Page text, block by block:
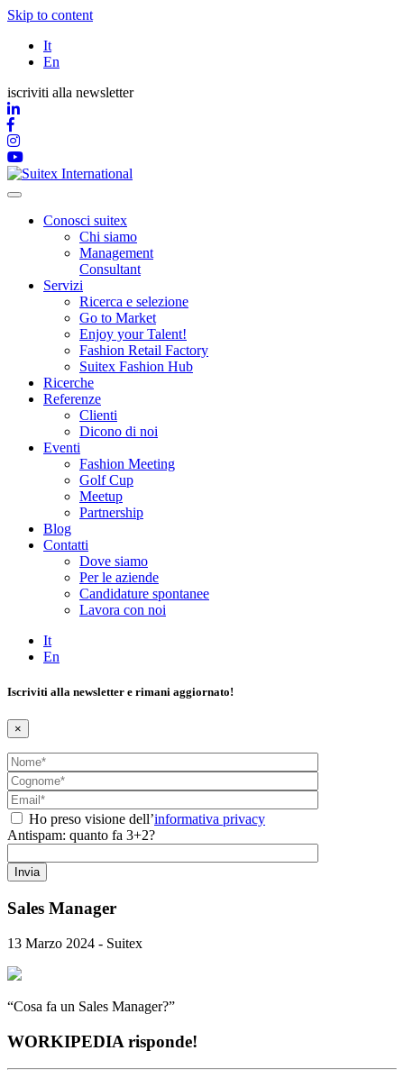
Skip to content
It
En
iscriviti alla newsletter
Conosci suitex
Chi siamo
Management
Consultant
Servizi
Ricerca e selezione
Go to Market
Enjoy your Talent!
Fashion Retail Factory
Suitex Fashion Hub
Ricerche
Referenze
Clienti
Dicono di noi
Eventi
Fashion Meeting
Golf Cup
Meetup
Partnership
Blog
Contatti
Dove siamo
Per le aziende
Candidature spontanee
Lavora con noi
It
En
Iscriviti alla newsletter e rimani aggiornato!
×
Ho preso visione dell’informativa privacy
Antispam: quanto fa 3+2?
Sales Manager
13 Marzo 2024 - Suitex
“Cosa fa un Sales Manager?”
WORKIPEDIA risponde!